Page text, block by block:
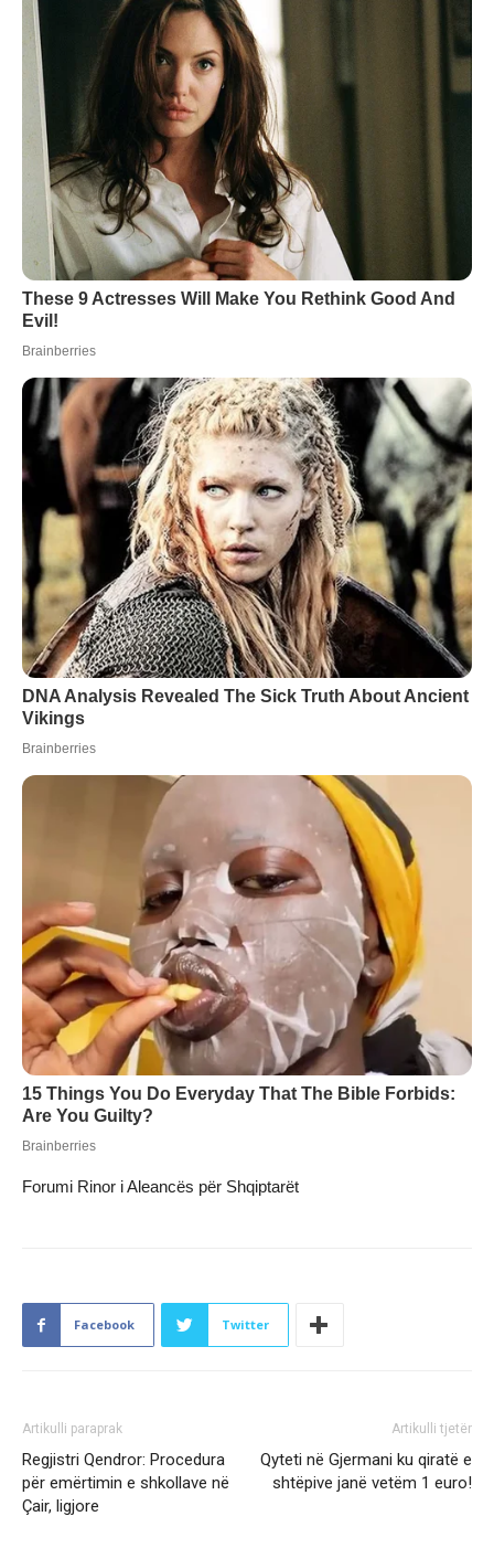
Forumi Rinor i Aleancës për Shqiptarët
Facebook Twitter
Artikulli paraprak
Regjistri Qendror: Procedura
për emërtimin e shkollave në
Çair, ligjore
Artikulli tjetër
Qyteti në Gjermani ku qiratë e
shtëpive janë vetëm 1 euro!